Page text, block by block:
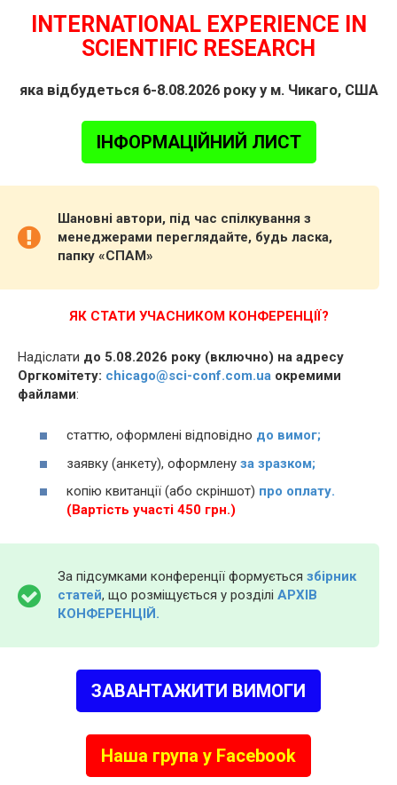
INTERNATIONAL EXPERIENCE IN
SCIENTIFIC RESEARCH
яка відбудеться 6-8.08.2026 року у м. Чикаго, США
ІНФОРМАЦІЙНИЙ ЛИСТ
Шановні автори, під час спілкування з
менеджерами переглядайте, будь ласка,
папку «СПАМ»
ЯК СТАТИ УЧАСНИКОМ КОНФЕРЕНЦІЇ?
Надіслати до 5.08.2026 року (включно) на адресу
Оргкомітету: chicago@sci-conf.com.ua окремими
файлами:
статтю, оформлені відповідно до вимог;
заявку (анкету), оформлену за зразком;
копію квитанції (або скріншот) про оплату.
(Вартість участі 450 грн.)
За підсумками конференції формується збірник
статей, що розміщується у розділі АРХІВ
КОНФЕРЕНЦІЙ.
ЗАВАНТАЖИТИ ВИМОГИ
Наша група у Facebook